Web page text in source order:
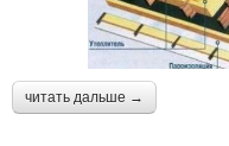
читать дальше →